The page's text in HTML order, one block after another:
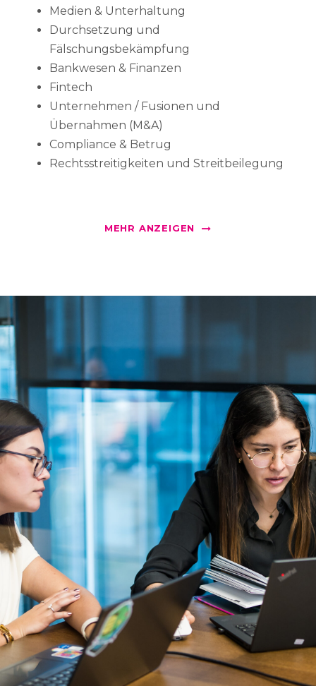
Medien & Unterhaltung
Durchsetzung und
Fälschungsbekämpfung
Bankwesen & Finanzen
Fintech
Unternehmen / Fusionen und
Übernahmen (M&A)
Compliance & Betrug
Rechtsstreitigkeiten und Streitbeilegung
MEHR ANZEIGEN